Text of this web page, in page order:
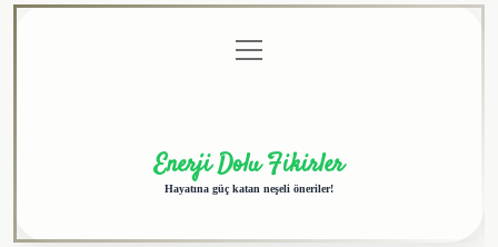
menüyü
aç
Enerji Dolu Fikirler
Hayatına güç katan neşeli öneriler!